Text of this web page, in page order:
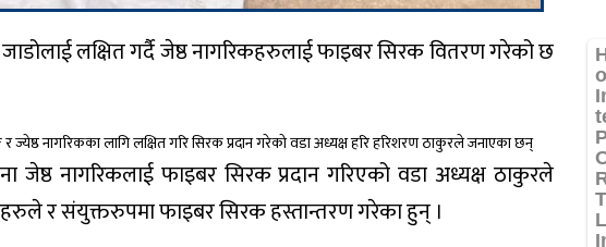
लक्षित गर्दै जेष्ठ नागरिकहरुलाई फाइबर सिरक वितरण गरेको छ
ज्येष्ठ नागरिकका लागि लक्षित गरि सिरक प्रदान गरेको वडा अध्यक्ष हरि हरिशरण ठाकुरले जनाएका छन्
नागरिकलाई फाइबर सिरक प्रदान गरिएको वडा अध्यक्ष ठाकुरले
र संयुक्तरुपमा फाइबर सिरक हस्तान्तरण गरेका हुन् ।